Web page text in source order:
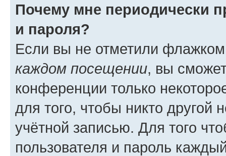
Почему мне периодически
и пароля?
Если вы не отметили
каждом посещении, вы
конференции только
для того, чтобы никто другой
учётной записью. Для того
пользователя и пароль